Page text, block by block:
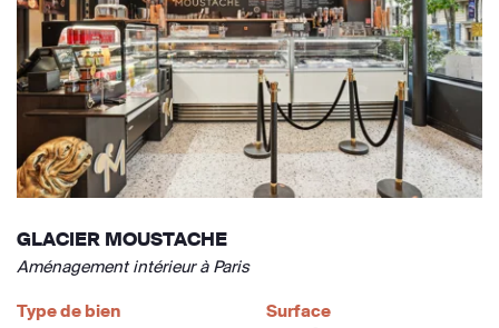
GLACIER MOUSTACHE
Aménagement intérieur à Paris
Type de bien
Surface